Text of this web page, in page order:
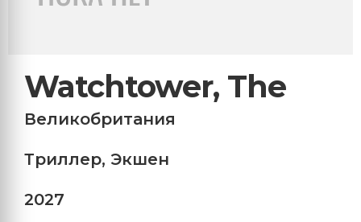
Watchtower, The
Великобритания
Триллер, Экшен
2027